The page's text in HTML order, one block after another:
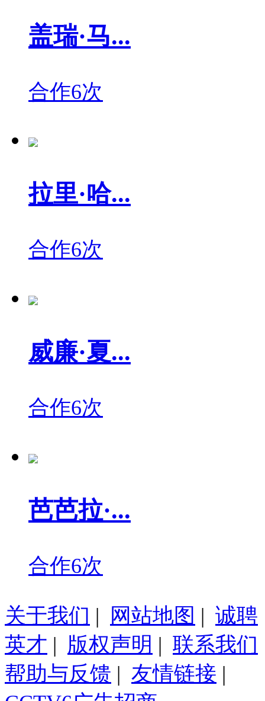
盖瑞·马...
合作6次
拉里·哈...
合作6次
威廉·夏...
合作6次
芭芭拉·...
合作6次
关于我们 | 网站地图 | 诚聘
英才 | 版权声明 | 联系我们
帮助与反馈 | 友情链接 |